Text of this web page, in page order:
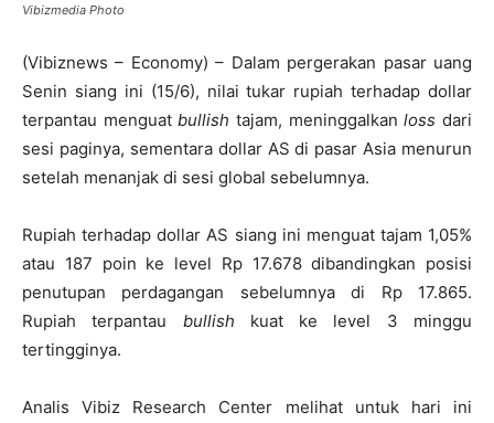
Vibizmedia Photo
(Vibiznews – Economy) – Dalam pergerakan pasar uang
Senin siang ini (15/6), nilai tukar rupiah terhadap dollar
terpantau menguatbullish tajam, meninggalkanlossdari
sesi paginya, sementara dollar AS di pasar Asia menurun
setelah menanjak di sesi global sebelumnya.
Rupiah terhadap dollar AS siang ini menguat tajam 1,05%
atau 187 poin ke level Rp 17.678 dibandingkan posisi
penutupan perdagangan sebelumnya di Rp 17.865.
Rupiah terpantau bullish kuat ke level 3 minggu
tertingginya.
Analis Vibiz Research Center melihat untuk hari ini